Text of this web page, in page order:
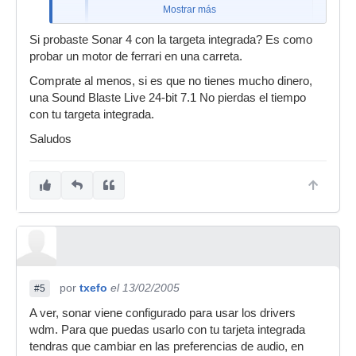
Colega lo estoy probando en la casa de un
amigo la targeta es la que trae el PC consigo
integrada en la placa madre.
saludosale
Mostrar más
Si probaste Sonar 4 con la targeta integrada? Es como
probar un motor de ferrari en una carreta.
Comprate al menos, si es que no tienes mucho dinero,
una Sound Blaste Live 24-bit 7.1 No pierdas el tiempo
con tu targeta integrada.
Saludos
#5 por txefo el 13/02/2005
A ver, sonar viene configurado para usar los drivers
wdm. Para que puedas usarlo con tu tarjeta integrada
tendras que cambiar en las preferencias de audio, en